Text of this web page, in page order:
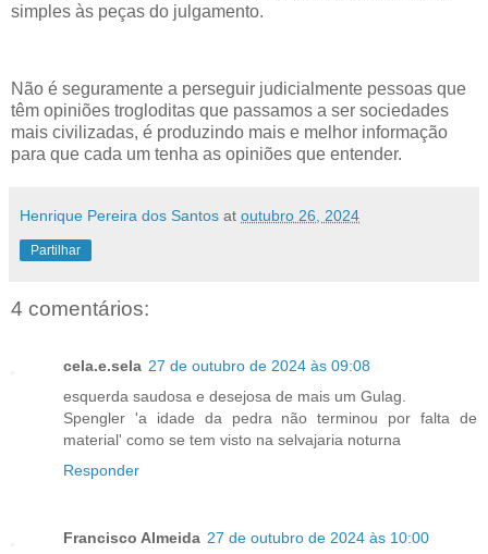
simples às peças do julgamento.
Não é seguramente a perseguir judicialmente pessoas que
têm opiniões trogloditas que passamos a ser sociedades
mais civilizadas, é produzindo mais e melhor informação
para que cada um tenha as opiniões que entender.
Henrique Pereira dos Santos at outubro 26, 2024
Partilhar
4 comentários:
cela.e.sela 27 de outubro de 2024 às 09:08
esquerda saudosa e desejosa de mais um Gulag.
Spengler 'a idade da pedra não terminou por falta de
material' como se tem visto na selvajaria noturna
Responder
Francisco Almeida 27 de outubro de 2024 às 10:00